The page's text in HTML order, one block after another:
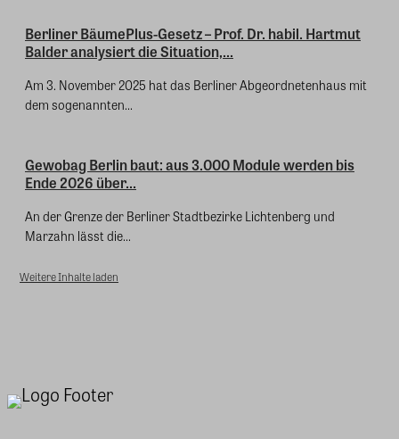
Berliner BäumePlus-Gesetz – Prof. Dr. habil. Hartmut
Balder analysiert die Situation,...
Am 3. November 2025 hat das Berliner Abgeordnetenhaus mit
dem sogenannten...
Gewobag Berlin baut: aus 3.000 Module werden bis
Ende 2026 über...
An der Grenze der Berliner Stadtbezirke Lichtenberg und
Marzahn lässt die...
Weitere Inhalte laden